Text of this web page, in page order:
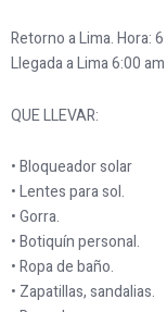
Retorno a Lima. Hora:
Llegada a Lima 6:00
QUE LLEVAR:
• Bloqueador solar
• Lentes para sol.
• Gorra.
• Botiquín personal.
• Ropa de baño.
• Zapatillas, sandalias.